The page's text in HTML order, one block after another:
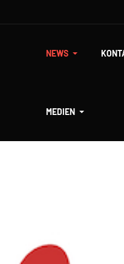
NEWS
MEDIEN